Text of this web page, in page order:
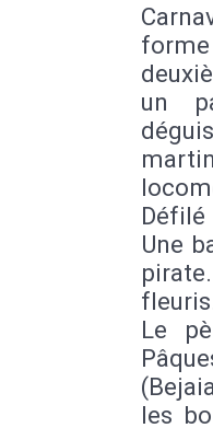
un
Une
Le
les